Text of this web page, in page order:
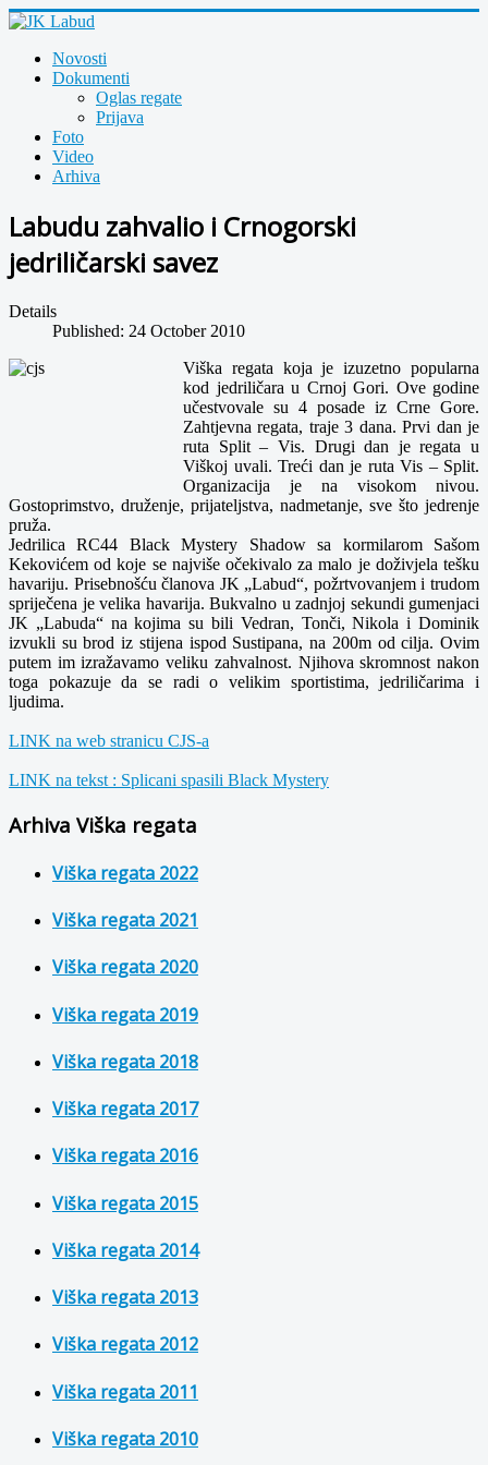
Novosti
Dokumenti
Oglas regate
Prijava
Foto
Video
Arhiva
Labudu zahvalio i Crnogorski
jedriličarski savez
Details
Published: 24 October 2010
Viška regata koja je izuzetno popularna
kod jedriličara u Crnoj Gori. Ove godine
učestvovale su 4 posade iz Crne Gore.
Zahtjevna regata, traje 3 dana. Prvi dan je
ruta Split – Vis. Drugi dan je regata u
Viškoj uvali. Treći dan je ruta Vis – Split.
Organizacija je na visokom nivou.
Gostoprimstvo, druženje, prijateljstva, nadmetanje, sve što jedrenje
pruža.
Jedrilica RC44 Black Mystery Shadow sa kormilarom Sašom
Kekovićem od koje se najviše očekivalo za malo je doživjela tešku
havariju. Prisebnošću članova JK „Labud“, požrtvovanjem i trudom
spriječena je velika havarija. Bukvalno u zadnjoj sekundi gumenjaci
JK „Labuda“ na kojima su bili Vedran, Tonči, Nikola i Dominik
izvukli su brod iz stijena ispod Sustipana, na 200m od cilja. Ovim
putem im izražavamo veliku zahvalnost. Njihova skromnost nakon
toga pokazuje da se radi o velikim sportistima, jedriličarima i
ljudima.
LINK na web stranicu CJS-a
LINK na tekst : Splicani spasili Black Mystery
Arhiva Viška regata
Viška regata 2022
Viška regata 2021
Viška regata 2020
Viška regata 2019
Viška regata 2018
Viška regata 2017
Viška regata 2016
Viška regata 2015
Viška regata 2014
Viška regata 2013
Viška regata 2012
Viška regata 2011
Viška regata 2010